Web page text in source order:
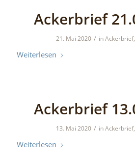
Ackerbrief
21. Mai 2020 / inAckerbrief,
Weiterlesen
Ackerbrief
13. Mai 2020 / inAckerbrief,
Weiterlesen